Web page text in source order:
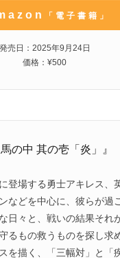
「電子書籍」
発売日：2025年9月24日
価格：¥500
馬の中 其の壱「炎」』
登場する勇士アキレス、
などを中心に、彼らが過
日々と、戦いの結果それ
るもの救うものを探し求
を描く、「三幅対」と「